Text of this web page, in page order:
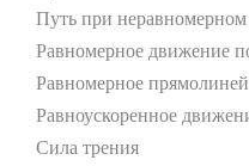
Путь при
Равномерное движение
Равномерное
Равноускоренное
Сила трения